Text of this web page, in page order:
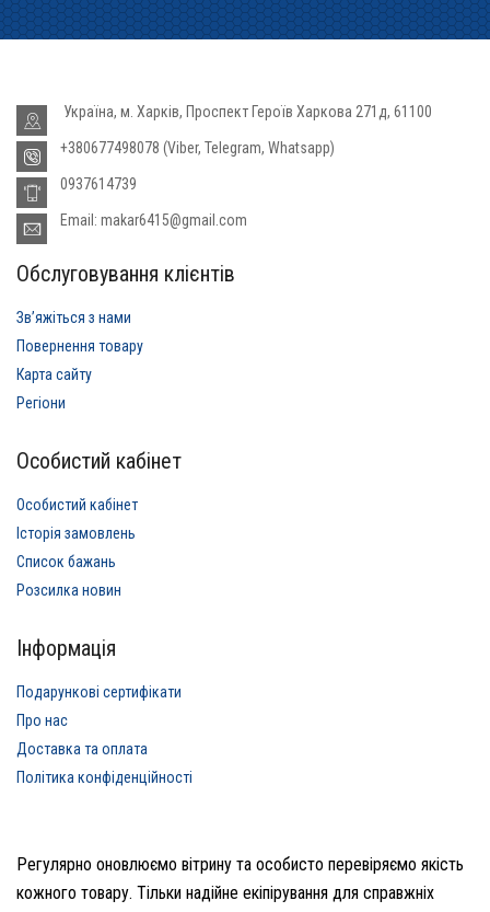
Україна, м. Харків, Проспект Героїв Харкова 271д, 61100
+380677498078 (Viber, Telegram, Whatsapp)
0937614739
Email: makar6415@gmail.com
Обслуговування клієнтів
Звʼяжіться з нами
Повернення товару
Карта сайту
Регіони
Особистий кабінет
Особистий кабінет
Історія замовлень
Список бажань
Розсилка новин
Інформація
Подарункові сертифікати
Про нас
Доставка та оплата
Політика конфіденційності
Регулярно оновлюємо вітрину та особисто перевіряємо якість
кожного товару. Тільки надійне екіпірування для справжніх